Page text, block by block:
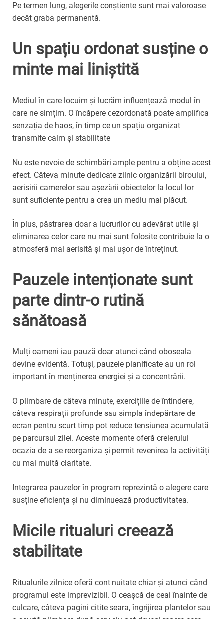
Pe termen lung, alegerile conștiente sunt mai valoroase
decât graba permanentă.
Un spațiu ordonat susține o
minte mai liniștită
Mediul în care locuim și lucrăm influențează modul în
care ne simțim. O încăpere dezordonată poate amplifica
senzația de haos, în timp ce un spațiu organizat
transmite calm și stabilitate.
Nu este nevoie de schimbări ample pentru a obține acest
efect. Câteva minute dedicate zilnic organizării biroului,
aerisirii camerelor sau așezării obiectelor la locul lor
sunt suficiente pentru a crea un mediu mai plăcut.
În plus, păstrarea doar a lucrurilor cu adevărat utile și
eliminarea celor care nu mai sunt folosite contribuie la o
atmosferă mai aerisită și mai ușor de întreținut.
Pauzele intenționate sunt
parte dintr-o rutină
sănătoasă
Mulți oameni iau pauză doar atunci când oboseala
devine evidentă. Totuși, pauzele planificate au un rol
important în menținerea energiei și a concentrării.
O plimbare de câteva minute, exercițiile de întindere,
câteva respirații profunde sau simpla îndepărtare de
ecran pentru scurt timp pot reduce tensiunea acumulată
pe parcursul zilei. Aceste momente oferă creierului
ocazia de a se reorganiza și permit revenirea la activități
cu mai multă claritate.
Integrarea pauzelor în program reprezintă o alegere care
susține eficiența și nu diminuează productivitatea.
Micile ritualuri creează
stabilitate
Ritualurile zilnice oferă continuitate chiar și atunci când
programul este imprevizibil. O ceașcă de ceai înainte de
culcare, câteva pagini citite seara, îngrijirea plantelor sau